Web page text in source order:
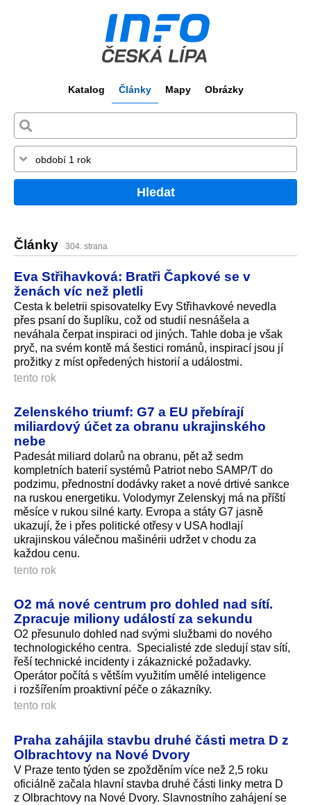
Katalog Články Mapy Obrázky
Hledat
Články 304. strana
Eva Střihavková: Bratři Čapkové se v
ženách víc než pletli
Cesta k beletrii spisovatelky Evy Střihavkové nevedla
přes psaní do šuplíku, což od studií nesnášela a
neváhala čerpat inspiraci od jiných. Tahle doba je však
pryč, na svém kontě má šestici románů, inspirací jsou jí
prožitky z míst opředených historií a událostmi.
tento rok
Zelenského triumf: G7 a EU přebírají
miliardový účet za obranu ukrajinského
nebe
Padesát miliard dolarů na obranu, pět až sedm
kompletních baterií systémů Patriot nebo SAMP/T do
podzimu, přednostní dodávky raket a nové drtivé sankce
na ruskou energetiku. Volodymyr Zelenskyj má na příští
měsíce v rukou silné karty. Evropa a státy G7 jasně
ukazují, že i přes politické otřesy v USA hodlají
ukrajinskou válečnou mašinérii udržet v chodu za
každou cenu.
tento rok
O2 má nové centrum pro dohled nad sítí.
Zpracuje miliony událostí za sekundu
O2 přesunulo dohled nad svými službami do nového
technologického centra. Specialisté zde sledují stav sítí,
řeší technické incidenty i zákaznické požadavky.
Operátor počítá s větším využitím umělé inteligence
i rozšířením proaktivní péče o zákazníky.
tento rok
Praha zahájila stavbu druhé části metra D z
Olbrachtovy na Nové Dvory
V Praze tento týden se zpožděním více než 2,5 roku
oficiálně začala hlavní stavba druhé části linky metra D
z Olbrachtovy na Nové Dvory. Slavnostního zahájení se